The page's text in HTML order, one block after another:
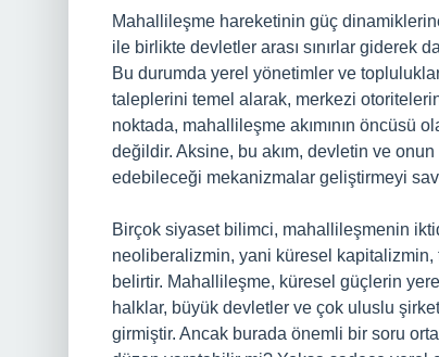
Mahallileşme hareketinin güç
ile birlikte devletler arası sınırlar giderek
Bu durumda yerel yönetimler ve
taleplerini temel alarak, merkezi
noktada, mahallileşme akımının öncüsü
değildir. Aksine, bu akım, devletin ve
edebileceği mekanizmalar geliştirmeyi
Birçok siyaset bilimci, mahallileşmenin
neoliberalizmin, yani küresel kapitalizmin,
belirtir. Mahallileşme, küresel güçlerin
halklar, büyük devletler ve çok uluslu
girmiştir. Ancak burada önemli bir soru